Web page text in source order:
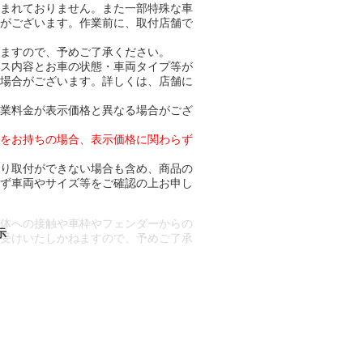
れておりません。また一部特殊な車
ございます。作業前に、取付店舗で
ので、予めご了承ください。
内容とお車の状態・車両タイプ等が
合がございます。詳しくは、店舗に
料金が表示価格と異なる場合がござ
お持ちの場合、表示価格に関わらず
取付ができない場合も含め、商品の
車両やサイズ等をご確認の上お申し
への接触や車枠やフェンダーからの
けいたしかねますので、予めご了承